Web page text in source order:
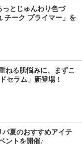
っとじゅんわり色づ
チーク プライマー」を
ねる肌悩みに、まずこ
セラム」新登場！
夏のおすすめアイテ
ントを開催♪